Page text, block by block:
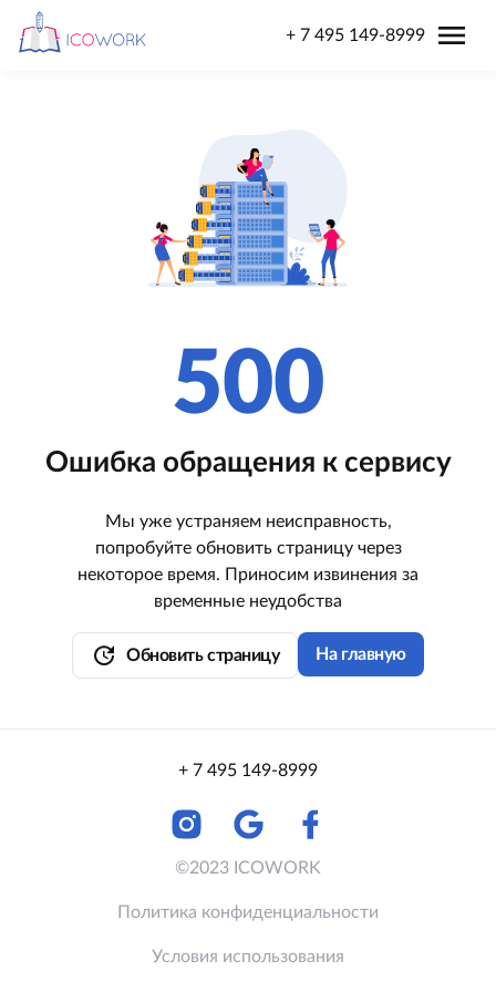
+ 7 495 149-8999 menu
500
Ошибка обращения к сервису
Мы уже устраняем неисправность,
попробуйте обновить страницу через
некоторое время. Приносим извинения за
временные неудобства
update Обновить страницу На главную
+ 7 495 149-8999
©2023 ICOWORK
Политика конфиденциальности
Условия использования